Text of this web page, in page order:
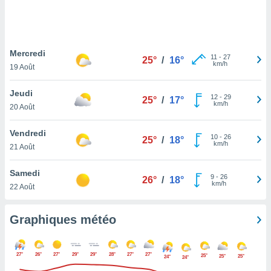
pas
de
cas,
que
sur le
et que
ne
Mercredi
19 Août
25° / 16° 11 - 27
km/h
Jeudi
20 Août
25° / 17° 12- 29
km/h
Vendredi
21 Août
25° / 18° 10- 26
km/h
Samedi
22 Août
26° / 18° 9- 26
km/h
Graphiques météo
27° 26° 27° 29° 29° 28° 27° 27° 24° 24° 25° 25° 25°